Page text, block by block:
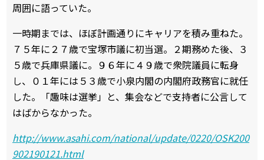
周囲に語っていた。
一時期までは、ほぼ計画通りにキャリアを積み重ねた。
７５年に２７歳で宝塚市議に初当選。２期務めた後、３
５歳で兵庫県議に。９６年に４９歳で衆院議員に転身
し、０１年には５３歳で小泉内閣の内閣府政務官に就任
した。「趣味は選挙」と、集会などで支持者に公言して
はばからなかった。
http://www.asahi.com/national/update/0220/OSK200
902190121.html